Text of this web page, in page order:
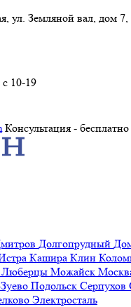
ул. Земляной вал, дом
10-19
Консультация - бесплатно
Долгопрудный
Кашира Клин
Люберцы Можайск
Подольск Серпухов
Электросталь